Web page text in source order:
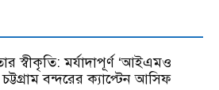
স্বীকৃতি: মর্যাদাপূর্ণ ‘আইএমও
চট্টগ্রাম বন্দরের ক্যাপ্টেন আসিফ